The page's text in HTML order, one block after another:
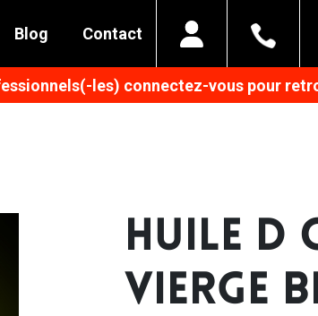
Blog Contact
les) connectez-vous pour
HUILE D
VIERGE